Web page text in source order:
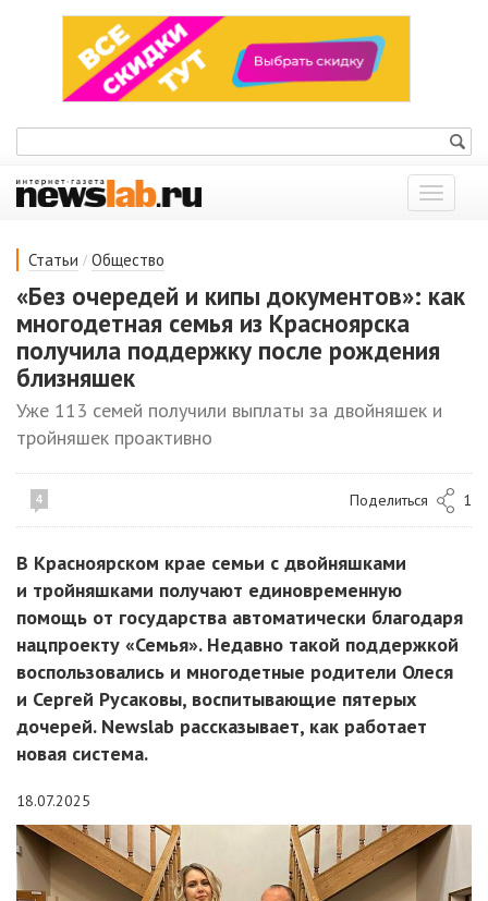
Показать
меню
Статьи / Общество
«Без очередей и кипы документов»: как
многодетная семья из Красноярска
получила поддержку после рождения
близняшек
Уже 113 семей получили выплаты за двойняшек и
тройняшек проактивно
4 Поделиться 1
В Красноярском крае семьи с двойняшками
и тройняшками получают единовременную
помощь от государства автоматически благодаря
нацпроекту «Семья». Недавно такой поддержкой
воспользовались и многодетные родители Олеся
и Сергей Русаковы, воспитывающие пятерых
дочерей. Newslab рассказывает, как работает
новая система.
18.07.2025